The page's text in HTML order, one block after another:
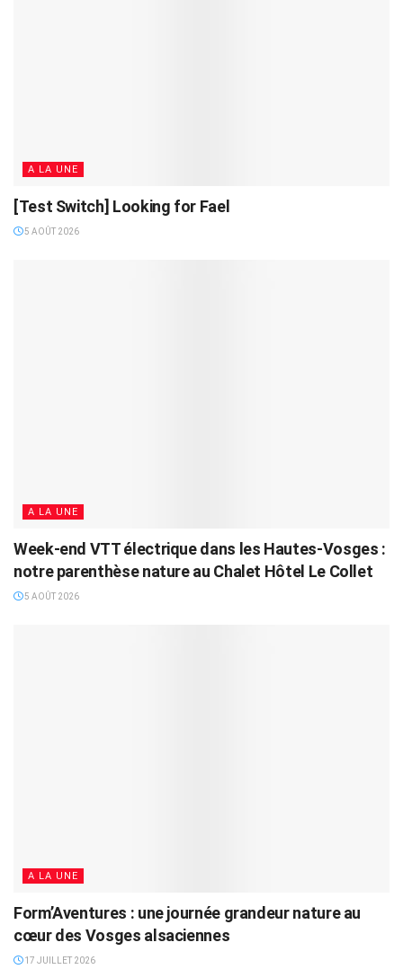
A LA UNE
[Test Switch] Looking for Fael
5 AOÛT 2026
A LA UNE
Week-end VTT électrique dans les Hautes-Vosges :
notre parenthèse nature au Chalet Hôtel Le Collet
5 AOÛT 2026
A LA UNE
Form’Aventures : une journée grandeur nature au
cœur des Vosges alsaciennes
17 JUILLET 2026